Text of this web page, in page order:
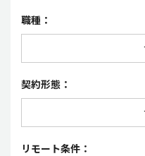
職種：
Web・
契約形態：
リモート条件：